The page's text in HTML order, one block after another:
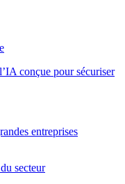
conçue pour sécuriser
entreprises
secteur